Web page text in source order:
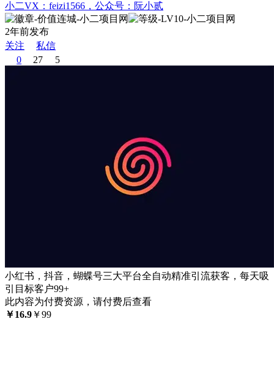
小二VX：feizi1566，公众号：阮小贰
2年前发布
关注
私信
0
27 5
小红书，抖音，蝴蝶号三大平台全自动精准引流获客，每天吸
引目标客户99+
此内容为付费资源，请付费后查看
￥16.9 ￥99